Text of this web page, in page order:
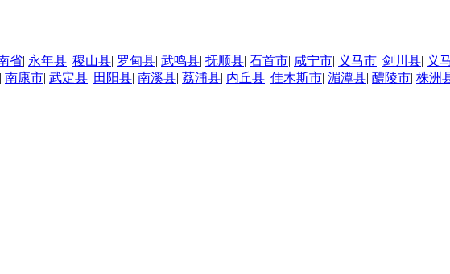
省| 永年县| 稷山县| 罗甸县| 武鸣县| 抚顺县| 石首市| 咸宁市| 义马市| 剑川县| 义
| 南康市| 武定县| 田阳县| 南溪县| 荔浦县| 内丘县| 佳木斯市| 湄潭县| 醴陵市| 株洲